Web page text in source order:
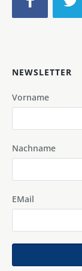
NEWSLETTER
Vorname
Nachname
EMail